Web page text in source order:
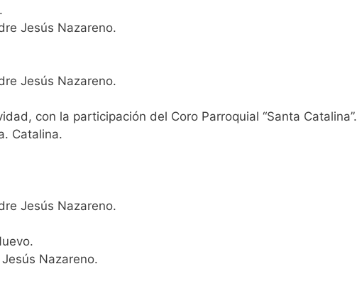
Jesús Nazareno.
Jesús Nazareno.
con la participación del Coro Parroquial “Santa Catalina”.
Catalina.
Jesús Nazareno.
Nazareno.